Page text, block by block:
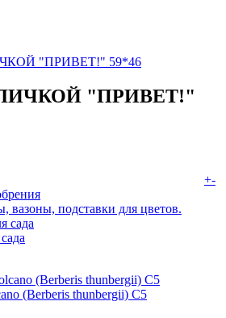
"ПРИВЕТ!" 59*46
"ПРИВЕТ!"
+-
вазоны, подставки для цветов.
сада
(Berberis thunbergii) C5